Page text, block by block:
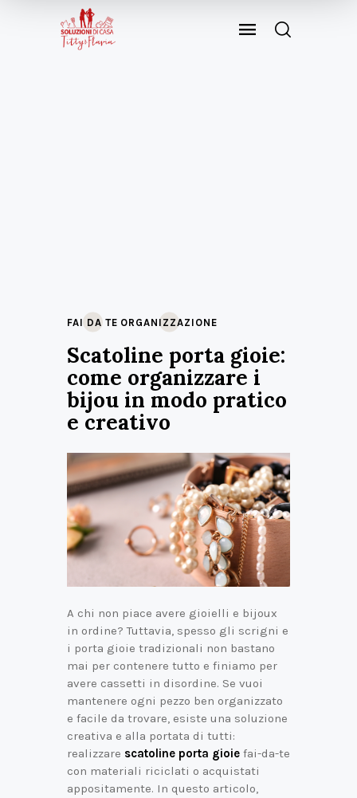
FAI DA TE ORGANIZZAZIONE
Scatoline porta gioie:
come organizzare i
bijou in modo pratico
e creativo
A chi non piace avere gioielli e bijoux
in ordine? Tuttavia, spesso gli scrigni e
i porta gioie tradizionali non bastano
mai per contenere tutto e finiamo per
avere cassetti in disordine. Se vuoi
mantenere ogni pezzo ben organizzato
e facile da trovare, esiste una soluzione
creativa e alla portata di tutti:
realizzare scatoline porta gioie fai-da-te
con materiali riciclati o acquistati
appositamente. In questo articolo,